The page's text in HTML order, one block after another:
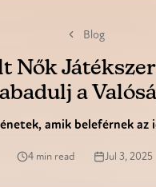
Blog
Nők
a
amik beleférnek az
4 min read Jul 3, 2025